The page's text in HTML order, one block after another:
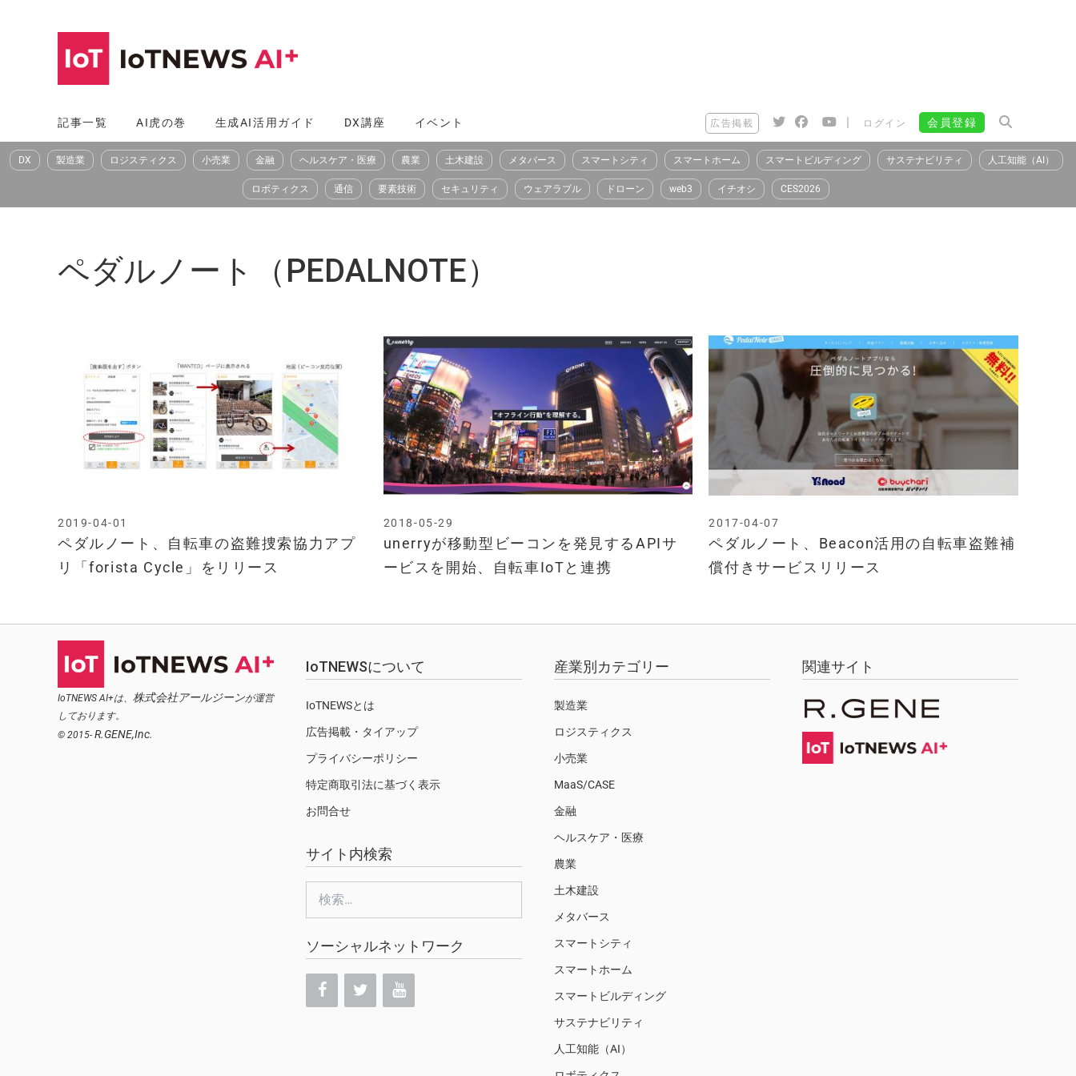
へ
ス
記事一覧 AI虎の巻 生成AI活用ガイド DX講座 イベント 広告掲載 | ログイン 会員登録
DX 製造業 ロジスティクス 小売業 金融 ヘルスケア・医療 農業 土木建設 メタバース スマートシティ スマートホーム スマートビルディング サステナビリティ 人工知能（AI）
ロボティクス 通信 要素技術 セキュリティ ウェアラブル ドローン web3 イチオシ CES2026
ペダルノート（PEDALNOTE）
ペダルノート、自転車の盗難捜索協力アプ
リ「forista Cycle」をリリース
2019-04-01
unerryが移動型ビーコンを発見するAPIサ
ービスを開始、自転車IoTと連携
2018-05-29
ペダルノート、Beacon活用の自転車盗難補
償付きサービスリリース
2017-04-07
IoTNEWS AI+は、 株式会社アールジーンが運営
しております。
© 2015- R.GENE,Inc.
IoTNEWSについて
IoTNEWSとは
広告掲載・タイアップ
プライバシーポリシー
特定商取引法に基づく表示
お問合せ
サイト内検索
ソーシャルネットワーク
産業別カテゴリー
製造業
ロジスティクス
小売業
MaaS/CASE
金融
ヘルスケア・医療
農業
土木建設
メタバース
スマートシティ
スマートホーム
スマートビルディング
サステナビリティ
人工知能（AI）
関連サイト